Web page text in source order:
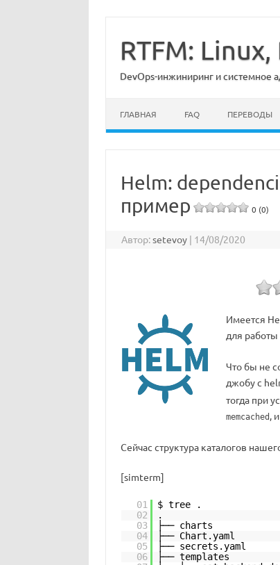
содержимому
RTFM:
DevOps-инжиниринг и системное
ГЛАВНАЯ FAQ ПЕРЕВОДЫ
Helm:
пример
0 (0)
Автор:setevoy | 14/08/2020
Имеется
для работы
Что бы не
джобу с
тогда при
memcached ,
Сейчас структура каталогов
[simterm]
01
$ tree .
02
.
03
├── charts
04
├── Chart.yaml
05
├── secrets.yaml
06
├── templates